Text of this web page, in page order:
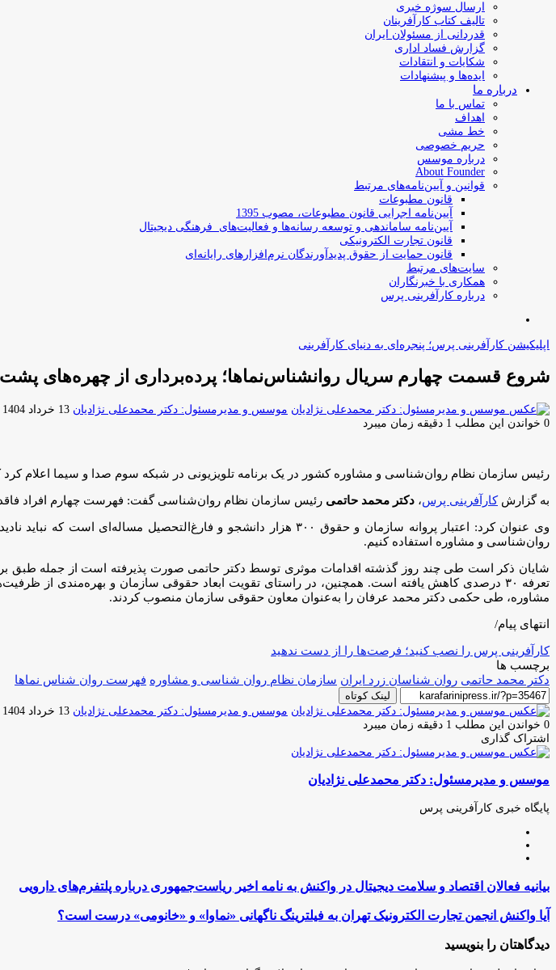
ارسال سوژه‌ خبری
تالیف کتاب کارآفرینان
قدردانی از مسئولان ایران
گزارش فساد اداری
شکایات و انتقادات
ایده‌ها و پیشنهادات
درباره ما
تماس با ما
اهداف
خط مشی
حریم خصوصی
درباره موسس
About Founder
قوانین و آیین‌نامه‌های مرتبط
‌قانون مطبوعات
آیین‌نامه اجرایی قانون مطبوعات، مصوب 1395
آیین‌نامه سامان­دهی و توسعه رسانه­‌ها و فعالیت‌­های فرهنگی دیجیتال
قانون تجارت الکترونیکی
قانون حمایت از حقوق پدیدآورندگان نرم‌افزارهای رایانه‌ای
سایت‌های مرتبط
همکاری با خبرنگاران
درباره کارآفرینی پرس
اپلیکیشن کارآفرینی پرس؛ پنجره‌ای به دنیای کارآفرینی
شروع قسمت چهارم سریال روانشناس‌نماها؛ پرده‌برداری از چهره‌های
موسس و مدیرمسئول: دکتر محمدعلی نژادیان ارسال
13 خرداد 1404 10:27
0 خواندن این مطلب 1 دقیقه زمان میبرد
رئیس سازمان نظام روان‌شناسی و مشاوره کشور در یک برنامه تلویزیونی در شبکه سوم صدا و سیما اعلام
به گزارشکارآفرینی پرس، دکتر محمد حاتمی رئیس سازمان نظام روان‌شناسی گفت: فهرست چهارم افراد
وی عنوان کرد: اعتبار پروانه سازمان و حقوق ۳۰۰ هزار دانشجو و
روان‌شناسی و مشاوره استفاده کنیم.
تعرفه ۳۰ درصدی کاهش یافته است. همچنین، در راستای تقویت ابعاد حقوقی سازمان و بهره‌مندی
مشاوره، طی حکمی دکتر محمد عرفان را به‌عنوان معاون حقوقی سازمان منصوب کردند.
انتهای پیام/
کارآفرینی پرس را نصب کنید؛ فرصت‌ها را از دست ندهید
برچسب ها
دکتر محمد حاتمی روان شناسان زرد ایران سازمان نظام روان شناسی و مشاوره فهرست روان شناس نماها
لینک کوتاه
موسس و مدیرمسئول: دکتر محمدعلی نژادیان ارسال
13 خرداد 1404 10:27
0 خواندن این مطلب 1 دقیقه زمان میبرد
اشتراک گذاری
فیس
توئیتر
لینکدین
واتس
تلگرام
اشتراک
از
ایمیل
چاپ
موسس و مدیرمسئول: دکتر محمدعلی نژادیان
پایگاه خبری کارآفرینی پرس
بیانیه
اقتصاد
و
سلامت
دیجیتال
بیانیه فعالان اقتصاد و سلامت دیجیتال در واکنش به نامه اخیر ریاست‌جمهوری درباره پلتفرم‌های دارویی
آیا
انجمن
آیا واکنش انجمن تجارت الکترونیک تهران به فیلترینگ ناگهانی «نماوا» و «خانومی» درست است؟
دیدگاهتان را بنویسید